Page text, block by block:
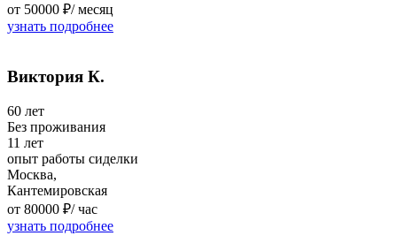
от 50000 ₽/месяц
узнать подробнее
Виктория К.
60 лет
Без проживания
11 лет
опыт работы сиделки
Москва,
Кантемировская
от 80000 ₽/час
узнать подробнее